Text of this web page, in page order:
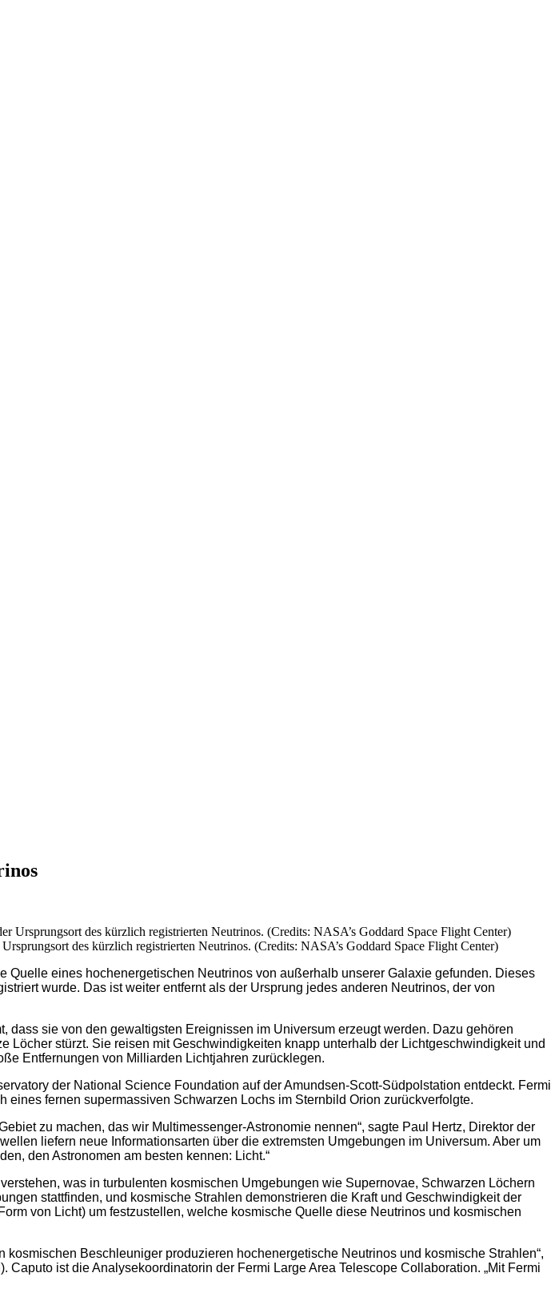
des kürzlich registrierten Neutrinos. (Credits: NASA’s Goddard Space Flight Center)
eines hochenergetischen Neutrinos von außerhalb unserer Galaxie gefunden. Dieses
wurde. Das ist weiter entfernt als der Ursprung jedes anderen Neutrinos, der von
sie von den gewaltigsten Ereignissen im Universum erzeugt werden. Dazu gehören
stürzt. Sie reisen mit Geschwindigkeiten knapp unterhalb der Lichtgeschwindigkeit und
Entfernungen von Milliarden Lichtjahren zurücklegen.
der National Science Foundation auf der Amundsen-Scott-Südpolstation entdeckt. Fermi
fernen supermassiven Schwarzen Lochs im Sternbild Orion zurückverfolgte.
zu machen, das wir Multimessenger-Astronomie nennen“, sagte Paul Hertz, Direktor der
liefern neue Informationsarten über die extremsten Umgebungen im Universum. Aber um
den Astronomen am besten kennen: Licht.“
was in turbulenten kosmischen Umgebungen wie Supernovae, Schwarzen Löchern
stattfinden, und kosmische Strahlen demonstrieren die Kraft und Geschwindigkeit der
von Licht) um festzustellen, welche kosmische Quelle diese Neutrinos und kosmischen
Beschleuniger produzieren hochenergetische Neutrinos und kosmische Strahlen“,
ist die Analysekoordinatorin der Fermi Large Area Telescope Collaboration. „Mit Fermi